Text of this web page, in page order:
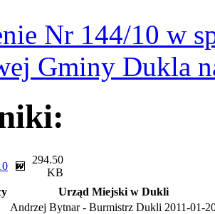
Nr 144/10 w
Gminy Dukla
294.50
KB
Urząd Miejski w Dukli
Andrzej Bytnar - Burmistrz Dukli 2011-01-